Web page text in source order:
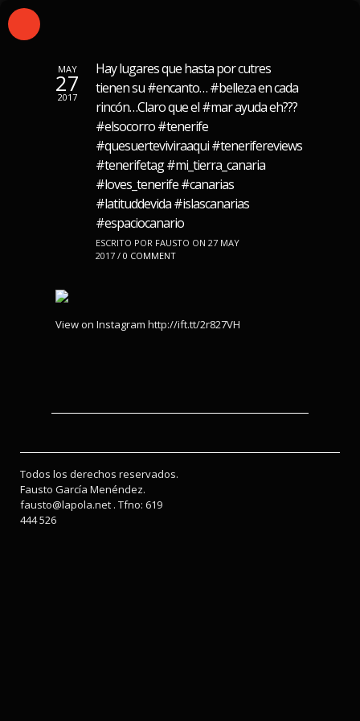
MAY
27
2017
Hay lugares que hasta por cutres
tienen su #encanto… #belleza en cada
rincón…Claro que el #mar ayuda eh???
#elsocorro #tenerife
#quesuerteviviraaqui #tenerifereviews
#tenerifetag #mi_tierra_canaria
#loves_tenerife #canarias
#latituddevida #islascanarias
#espaciocanario
ESCRITO POR FAUSTO ON 27 MAY
2017 / 0 COMMENT
View on Instagram http://ift.tt/2r827VH
Todos los derechos reservados.
Fausto García Menéndez.
fausto@lapola.net . Tfno: 619
444 526